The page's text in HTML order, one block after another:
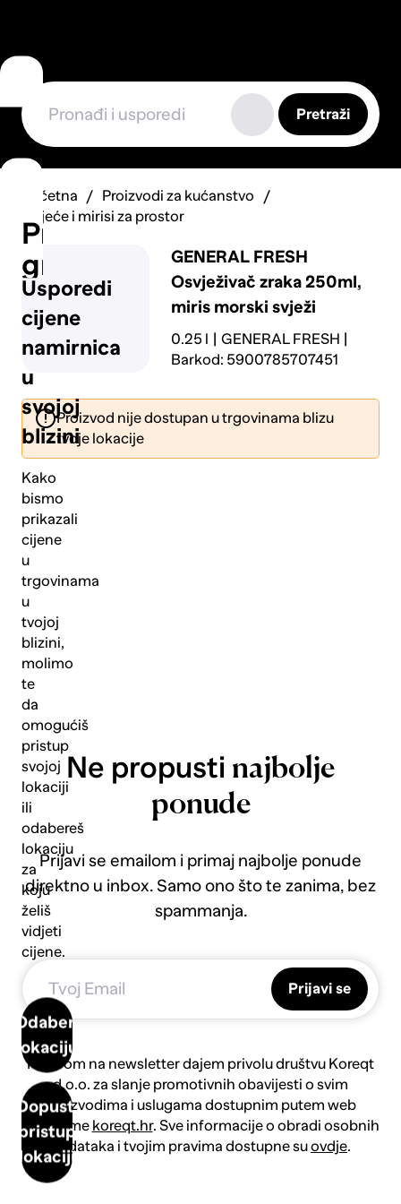
Usporedi
cijene
namirnica
u
svojoj
blizini
Kako
bismo
prikazali
cijene
u
trgovinama
u
tvojoj
blizini,
molimo
te
da
omogućiš
pristup
svojoj
lokaciji
ili
odabereš
lokaciju
za
koju
želiš
vidjeti
cijene.
Odaberi
lokaciju
Dopusti
pristup
lokaciji
Prijavi
grešku
Pošalji
Pretraži
Početna
Proizvodi za kućanstvo
Svijeće i mirisi za prostor
GENERAL FRESH
Osvježivač zraka 250ml,
miris morski svježi
0.25 l
GENERAL FRESH
Barkod: 5900785707451
Proizvod nije dostupan u trgovinama blizu
tvoje lokacije
Ne propusti najbolje
ponude
Prijavi se emailom i primaj najbolje ponude
direktno u inbox. Samo ono što te zanima, bez
spammanja.
Prijavi se
Prijavom na newsletter dajem privolu društvu Koreqt
d.o.o. za slanje promotivnih obavijesti o svim
proizvodima i uslugama dostupnim putem web
platforme koreqt.hr. Sve informacije o obradi osobnih
podataka i tvojim pravima dostupne suovdje.